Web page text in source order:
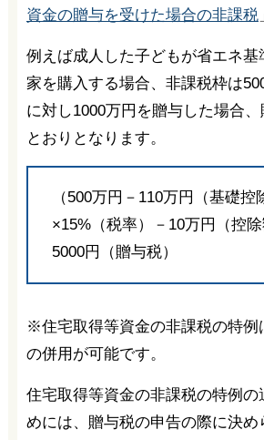
資金の贈与を受けた場合の非課税
例えば成人した子どもが省エネ基
家を購入する場合、非課税枠は
に対し1000万円を贈与した場合
とおりとなります。
（500万円－110万円（基礎控
×15%（税率）－10万円（控
5000円（贈与税）
※住宅取得等資金の非課税の特例
の併用が可能です。
住宅取得等資金の非課税の特例の
めには、贈与税の申告の際に決め